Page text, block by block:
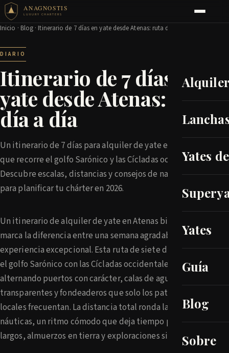
ANAGNOSTIS
LUXURY CHARTERS
Yates
Yates
Guía
Blog
Sobre
Inicio · Blog · Itinerario de 7 días en yate desde Atenas: ruta día a día
DIARIO
Itinerario de 7 días en
yate desde Atenas: ruta
día a día
Un itinerario de 7 días para alquiler de yate en Atenas
que recorre el golfo Sarónico y las Cícladas occidentales.
Descubre escalas, distancias y consejos de navegación
para planificar tu chárter en 2026.
Un itinerario de alquiler de yate en Atenas bien trazado
marca la diferencia entre una semana agradable y una
experiencia excepcional. Esta ruta de siete días conecta
el golfo Sarónico con las Cícladas occidentales,
alternando puertos con carácter, calas de aguas
transparentes y fondeaderos que solo los patrones
locales frecuentan. La distancia total ronda las 130 millas
náuticas, un ritmo cómodo que deja tiempo para baños
largos, almuerzos en tierra y exploraciones sin reloj.